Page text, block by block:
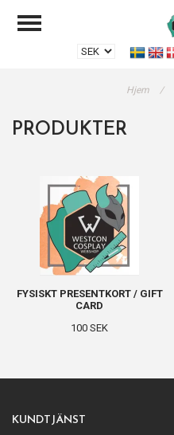
Hjem /
PRODUKTER
FYSISKT PRESENTKORT / GIFT
CARD
100 SEK
KUNDTJÄNST